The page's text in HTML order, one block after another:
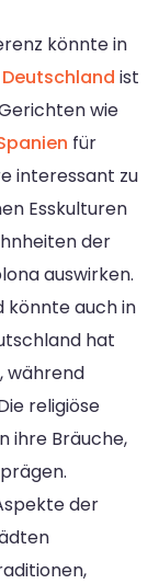
könnte in
Deutschland ist
wie
für
interessant zu
Esskulturen
der
auswirken.
könnte auch in
hat
während
religiöse
ihre Bräuche,
der